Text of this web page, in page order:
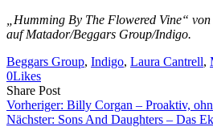
„Humming By The Flowered Vine“ von
auf Matador/Beggars Group/Indigo.
Beggars Group, Indigo, Laura Cantrell,
0Likes
Share PostShare
on
Facebook
Copy
URL
to
Send
Link
via
Vorheriger: Billy Corgan – Proaktiv,
Nächster: Sons And Daughters – Das